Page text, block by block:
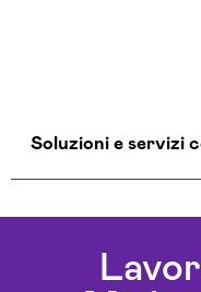
Soluzioni e servizi
Colocation Data
Realizzazione Siti